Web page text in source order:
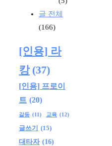
글 전체
(166)
[인용] 라
캉 (37)
[인용] 프로이
트 (20)
갈등 (11) 교육 (12)
글쓰기
(15)
대타자 (16)